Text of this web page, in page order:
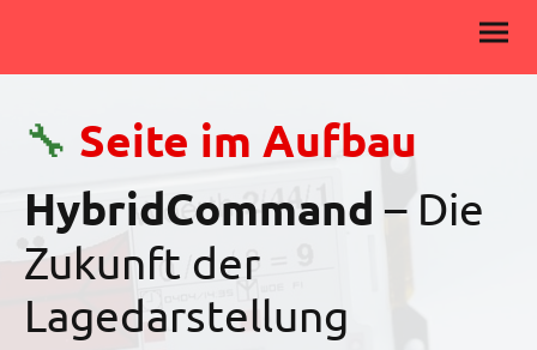
🔧 Seite im Aufbau
HybridCommand– Die
Zukunft der
Lagedarstellung